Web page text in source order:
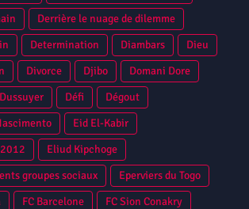
Derrière le nuage de dilemme
Determination Diambars
Dieu
Divorce Djibo
Domani Dore
Dussuyer Défi
Dégout
Eid El-Kabir
Eliud Kipchoge
groupes sociaux
Eperviers du Togo
FC Barcelone
FC Sion Conakry